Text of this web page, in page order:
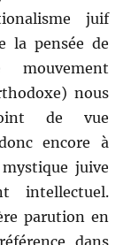
juif
la pensée de
nous
de vue
encore à
juive
intellectuel.
parution en
dans